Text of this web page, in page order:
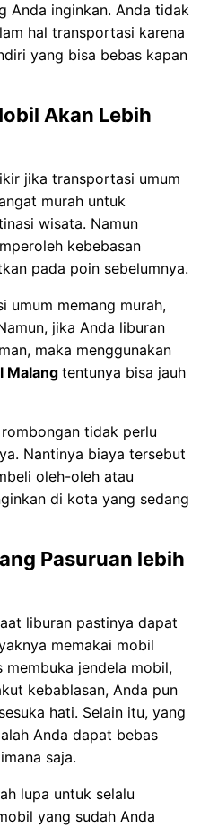
Anda inginkan. Anda tidak
hal transportasi karena
yang bisa bebas kapan
Akan Lebih
jika transportasi umum
murah untuk
wisata. Namun
kebebasan
pada poin sebelumnya.
umum memang murah,
jika Anda liburan
maka menggunakan
Malang tentunya bisa jauh
tidak perlu
Nantinya biaya tersebut
oleh-oleh atau
di kota yang sedang
Pasuruan lebih
liburan pastinya dapat
memakai mobil
membuka jendela mobil,
kebablasan, Anda pun
hati. Selain itu, yang
Anda dapat bebas
saja.
lupa untuk selalu
yang sudah Anda